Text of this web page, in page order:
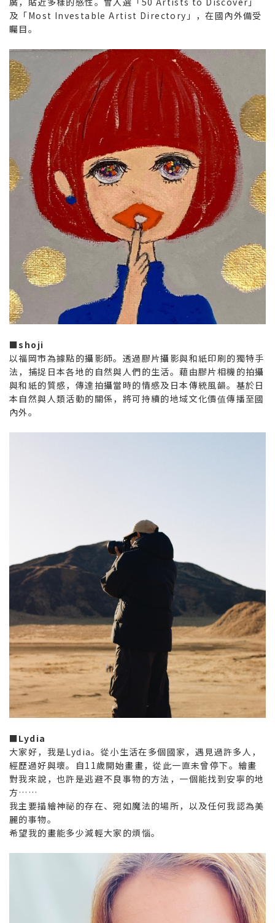
及「Most Investable Artist Directory」，在國內外備受
矚目。
■shoji
以福岡市為據點的攝影師。透過膠片攝影與和紙印刷的獨特手
法，捕捉日本各地的自然與人們的生活。藉由膠片相機的拍攝
與和紙的質感，傳達拍攝當時的情感及日本傳統風韻。基於日
本自然與人類活動的關係，將可持續的地域文化價值傳播至國
內外。
■Lydia
大家好，我是Lydia。從小生活在多個國家，遇見過許多人，
經歷過好與壞。自11歲開始畫畫，從此一直未曾停下。繪畫
對我來說，也許是逃避不良事物的方法，一個能找到安寧的地
方……
我主要描繪神祕的存在、宛如魔法的場所，以及任何我認為美
麗的事物。
希望我的畫能多少減輕大家的煩惱。